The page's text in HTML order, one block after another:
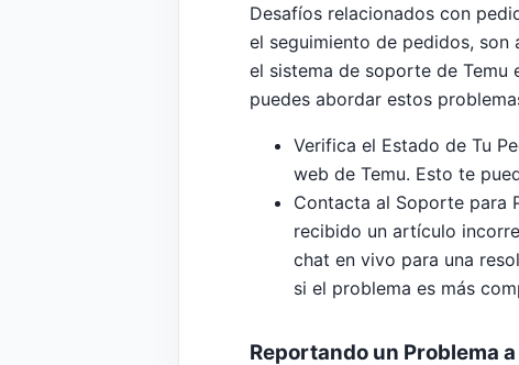
Desafíos relacionados con
el seguimiento de pedidos, son
el sistema de soporte de
puedes abordar estos
Verifica el Estado de Tu
web de Temu. Esto te
Contacta al Soporte para
recibido un artículo
chat en vivo para una
si el problema es más
Reportando un Problema